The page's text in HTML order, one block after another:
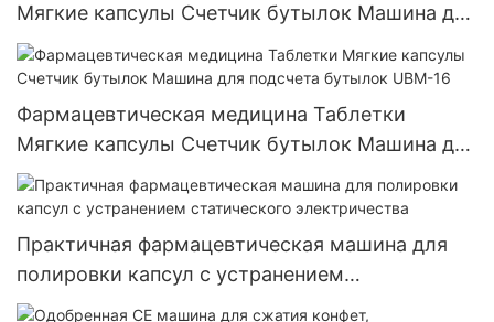
Мягкие капсулы Счетчик бутылок Машина для
подсчета бутылок UBM-8
Фармацевтическая медицина Таблетки
Мягкие капсулы Счетчик бутылок Машина для
подсчета бутылок UBM-16
Практичная фармацевтическая машина для
полировки капсул с устранением
статического электричества